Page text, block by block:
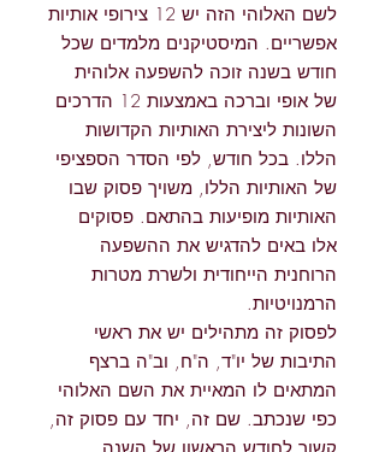
לשם האלוהי הזה יש 12 צירופי אותיות
אפשריים. המיסטיקנים מלמדים שכל
חודש בשנה זוכה להשפעה אלוהית
של אופי וברכה באמצעות 12 הדרכים
השונות ליצירת האותיות הקדושות
הללו. בכל חודש, לפי הסדר הספציפי
של האותיות הללו, משויך פסוק שבו
האותיות מופיעות בהתאם. פסוקים
אלו באים להדגיש את ההשפעה
הרוחנית הייחודית ולשרת מטרות
הרמנויטיות.
לפסוק זה מתהילים יש את ראשי
התיבות של יו"ד, ה"ח, וב"ה ברצף
המתאים לו המאיית את השם האלוהי
כפי שנכתב. שם זה, יחד עם פסוק זה,